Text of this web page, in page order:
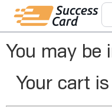
Cart
You may
Your cart